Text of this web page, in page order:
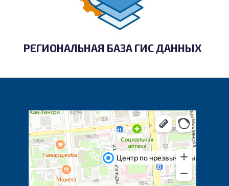
РЕГИОНАЛЬНАЯ БАЗА ГИС ДАННЫХ